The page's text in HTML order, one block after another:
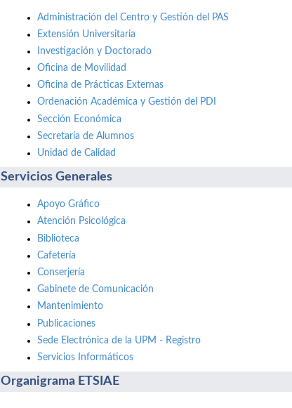
Administración del Centro y Gestión del PAS
Extensión Universitaria
Investigación y Doctorado
Oficina de Movilidad
Oficina de Prácticas Externas
Ordenación Académica y Gestión del PDI
Sección Económica
Secretaría de Alumnos
Unidad de Calidad
Servicios Generales
Apoyo Gráfico
Atención Psicológica
Biblioteca
Cafetería
Conserjería
Gabinete de Comunicación
Mantenimiento
Publicaciones
Sede Electrónica de la UPM - Registro
Servicios Informáticos
Organigrama ETSIAE